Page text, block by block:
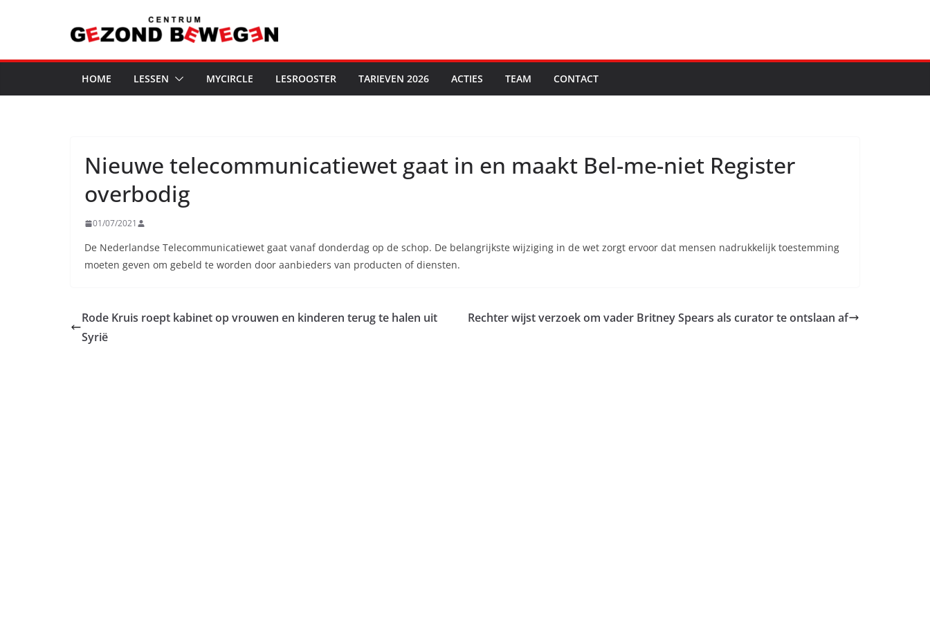
inhoud
HOME LESSEN MYCIRCLE LESROOSTER TARIEVEN 2026 ACTIES TEAM CONTACT
Nieuwe telecommunicatiewet gaat in en maakt Bel-me-niet Register
overbodig
01/07/2021
De Nederlandse Telecommunicatiewet gaat vanaf donderdag op de schop. De belangrijkste wijziging in de wet zorgt ervoor dat mensen nadrukkelijk toestemming
moeten geven om gebeld te worden door aanbieders van producten of diensten.
Rode Kruis roept kabinet op vrouwen en kinderen terug te halen uit
Syrië
Rechter wijst verzoek om vader Britney Spears als curator te ontslaan af